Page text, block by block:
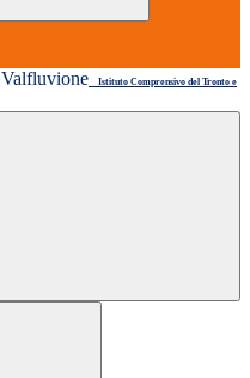
Istituto Comprensivo del Tronto e